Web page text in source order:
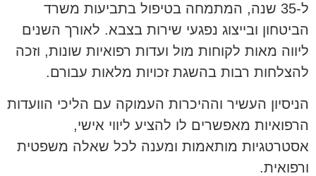
ל-35 שנה, המתמחה בטיפול בתביעות משרד
הביטחון ובייצוג נפגעי שירות בצבא. לאורך השנים
ליווה מאות לקוחות מול ועדות רפואיות שונות, וזכה
להצלחות רבות בהשגת זכויות מלאות עבורם.
הניסיון העשיר וההיכרות העמוקה עם הליכי הוועדות
הרפואיות מאפשרים לו להציע ליווי אישי,
אסטרטגיות מותאמות ומענה לכל שאלה משפטית
ורפואית.